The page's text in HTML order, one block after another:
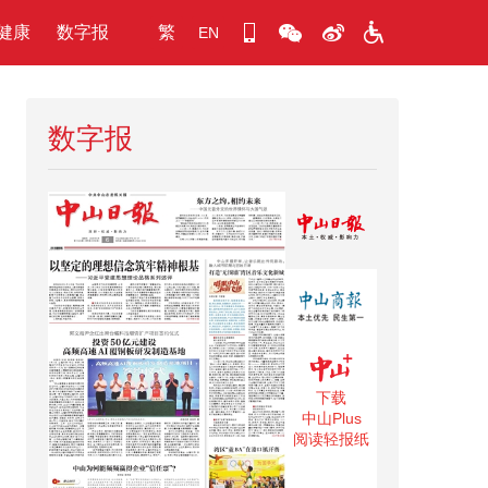
康 数字报 繁 EN
数字报
下载
中山Plus
阅读轻报纸